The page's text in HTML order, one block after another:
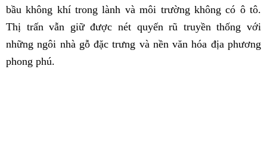
bầu không khí trong lành và môi trường không có ô tô.
Thị trấn vẫn giữ được nét quyến rũ truyền thống với
những ngôi nhà gỗ đặc trưng và nền văn hóa địa phương
phong phú.